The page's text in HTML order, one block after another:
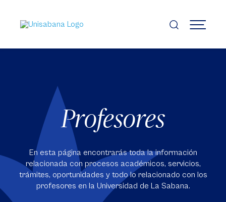
contenido
principal
MENÚ
Profesores
En esta página encontrarás toda la información
relacionada con procesos académicos, servicios,
trámites, oportunidades y todo lo relacionado con los
profesores en la Universidad de La Sabana.